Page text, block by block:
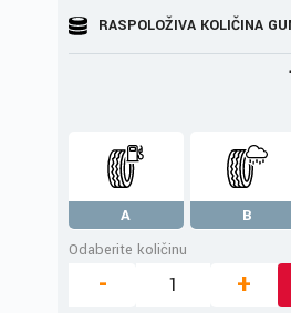
RASPOLOŽIVA KOLIČINA
A B
Odaberite količinu
- +